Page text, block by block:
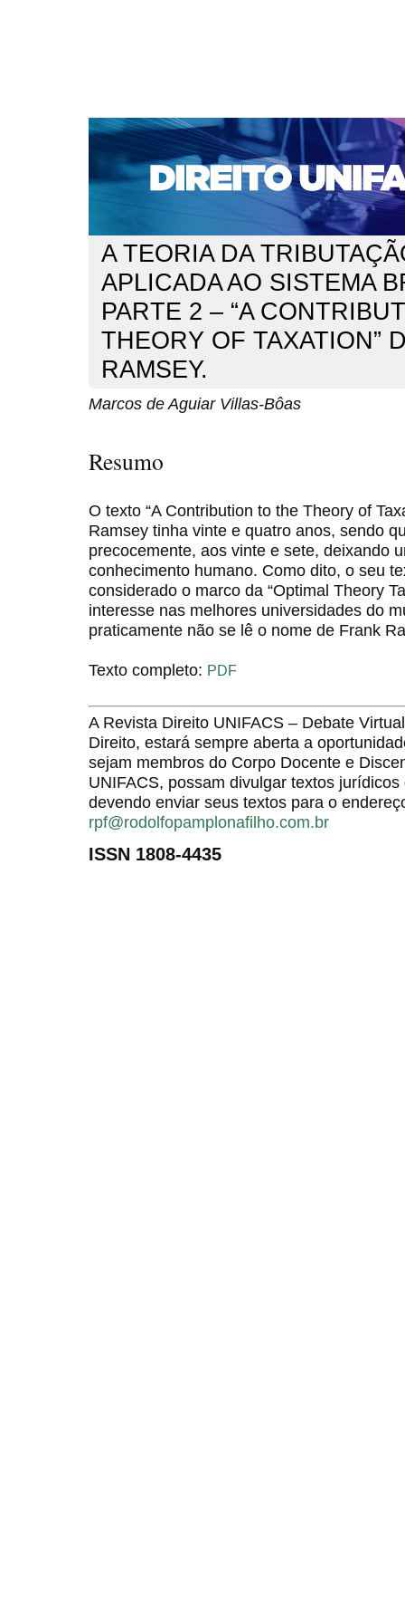
CAPA SOBRE ACESSO CADASTRO
NOTÍCIAS
EDIÇÕES DE Nº 1 A 100 WEBMAIL
Capa>n. 182 (2015) > Aguiar Villas-Bôas
A TEORIA DA
APLICADA AO SISTEMA
PARTE 2 – “A
THEORY OF TAXATION”
RAMSEY.
Marcos de Aguiar Villas-Bôas
Resumo
O texto “A Contribution to the Theory of
Ramsey tinha vinte e quatro anos, sendo
precocemente, aos vinte e sete, deixando
conhecimento humano. Como dito, o seu
considerado o marco da “Optimal Theory
interesse nas melhores universidades do
praticamente não se lê o nome de Frank
Texto completo: PDF
A Revista Direito UNIFACS – Debate
Direito, estará sempre aberta a
sejam membros do Corpo Docente e
UNIFACS, possam divulgar textos
devendo enviar seus textos para o
rpf@rodolfopamplonafilho.com.br
ISSN 1808-4435